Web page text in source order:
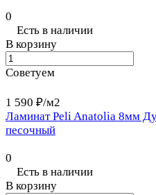
0
Есть в наличии
В корзину
Советуем
1 590 ₽/м2
Ламинат Peli Anatolia 8мм
песочный
0
Есть в наличии
В корзину